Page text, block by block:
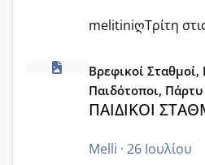
melitiniღΤρίτη
ΠΑΙΔΙΚΟΙ ΣΤΑΘΜΟΙ ΜΕ ΕΣΠΑ
Βρεφικοί Σταθμοί,
Παιδότοποι, Πάρτυ
ΠΑΙΔΙΚΟΙ
Melli · 26 Ιουλίου